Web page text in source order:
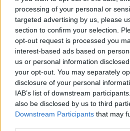
processing of your personal or
targeted advertising by us, please
section to confirm your selection.
opt-out request is processed you
interest-based ads based on
us or personal information
your opt-out. You may separately
disclosure of your personal
IAB’s list of downstream
also be disclosed by us to third
Downstream Participants that may
medojedů kapských, uvedla dnes
V revitalizovaném lesoparku
pracuje na úpravách vodního
25.7.2026 17:14 | KARVINÁ (ČTK)
V
zpomalit odtok vody. Proměna
zadržování vody v území i oživení